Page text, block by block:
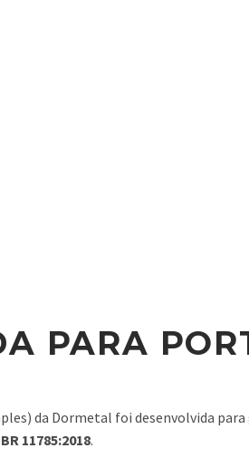
PARA
da Dormetal foi desenvolvida
11785:2018.